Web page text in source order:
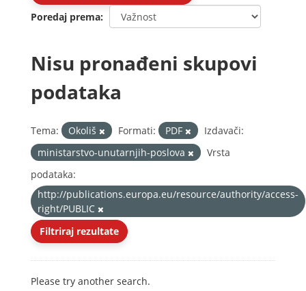
Poredaj prema
Nisu pronađeni skupovi
podataka
Tema: Okoliš Formati: PDF
Izdavači:
ministarstvo-unutarnjih-poslova
Vrsta
podataka:
http://publications.europa.eu/resource/authority/access-
right/PUBLIC
Filtriraj rezultate
Please try another search.